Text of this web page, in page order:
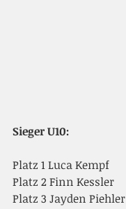
Sieger U10:
Platz 1 Luca Kempf
Platz 2 Finn Kessler
Platz 3 Jayden Piehler